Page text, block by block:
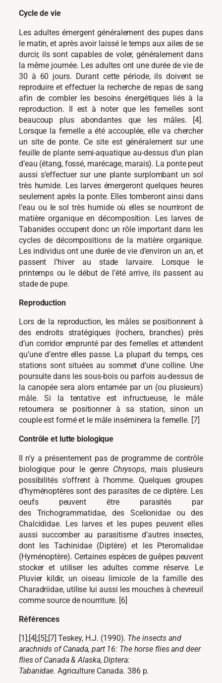
Cycle de vie
Les adultes émergent généralement des pupes dans
le matin, et après avoir laissé le temps aux ailes de se
durcir, ils sont capables de voler, généralement dans
la même journée. Les adultes ont une durée de vie de
30 à 60 jours. Durant cette période, ils doivent se
reproduire et effectuer la recherche de repas de sang
afin de combler les besoins énergétiques liés à la
reproduction. Il est à noter que les femelles sont
beaucoup plus abondantes que les mâles. [4].
Lorsque la femelle a été accouplée, elle va chercher
un site de ponte. Ce site est généralement sur une
feuille de plante semi-aquatique au-dessus d’un plan
d’eau (étang, fossé, marécage, marais). La ponte peut
aussi s’effectuer sur une plante surplombant un sol
très humide. Les larves émergeront quelques heures
seulement après la ponte. Elles tomberont ainsi dans
l’eau ou le sol très humide où elles se nourriront de
matière organique en décomposition. Les larves de
Tabanides occupent donc un rôle important dans les
cycles de décompositions de la matière organique.
Les individus ont une durée de vie d’environ un an, et
passent l’hiver au stade larvaire. Lorsque le
printemps ou le début de l’été arrive, ils passent au
stade de pupe.
Reproduction
Lors de la reproduction, les mâles se positionnent à
des endroits stratégiques (rochers, branches) près
d’un corridor emprunté par des femelles et attendent
qu’une d’entre elles passe. La plupart du temps, ces
stations sont situées au sommet d’une colline. Une
poursuite dans les sous-bois ou parfois au-dessus de
la canopée sera alors entamée par un (ou plusieurs)
mâle. Si la tentative est infructueuse, le mâle
retournera se positionner à sa station, sinon un
couple est formé et le mâle inséminera la femelle. [7]
Contrôle et lutte biologique
Il n’y a présentement pas de programme de contrôle
biologique pour le genre Chrysops, mais plusieurs
possibilités s’offrent à l’homme. Quelques groupes
d’hyménoptères sont des parasites de ce diptère. Les
oeufs peuvent être parasités par
des Trichogrammatidae, des Scelionidae ou des
Chalcididae. Les larves et les pupes peuvent elles
aussi succomber au parasitisme d’autres insectes,
dont les Tachinidae (Diptère) et les Pteromalidae
(Hyménoptère). Certaines espèces de guêpes peuvent
stocker et utiliser les adultes comme réserve. Le
Pluvier kildir, un oiseau limicole de la famille des
Charadriidae, utilise lui aussi les mouches à chevreuil
comme source de nourriture. [6]
Références
[1];[4];[5];[7] Teskey, H.J. (1990). The insects and
arachnids of Canada, part 16: The horse flies and deer
flies of Canada & Alaska, Diptera:
Tabanidae. Agriculture Canada. 386 p.